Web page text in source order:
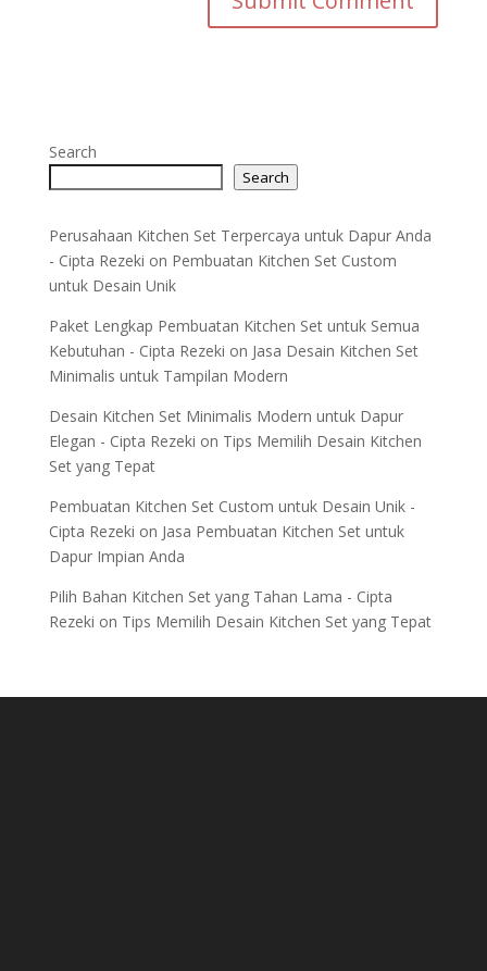
Search
Search
Perusahaan Kitchen Set Terpercaya untuk Dapur Anda
- Cipta Rezeki on Pembuatan Kitchen Set Custom
untuk Desain Unik
Paket Lengkap Pembuatan Kitchen Set untuk Semua
Kebutuhan - Cipta Rezeki on Jasa Desain Kitchen Set
Minimalis untuk Tampilan Modern
Desain Kitchen Set Minimalis Modern untuk Dapur
Elegan - Cipta Rezeki on Tips Memilih Desain Kitchen
Set yang Tepat
Pembuatan Kitchen Set Custom untuk Desain Unik -
Cipta Rezeki on Jasa Pembuatan Kitchen Set untuk
Dapur Impian Anda
Pilih Bahan Kitchen Set yang Tahan Lama - Cipta
Rezeki on Tips Memilih Desain Kitchen Set yang Tepat